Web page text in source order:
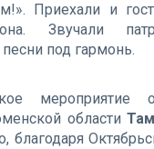
Приехали и
Звучали
под гармонь.
мероприятие
области
благодаря